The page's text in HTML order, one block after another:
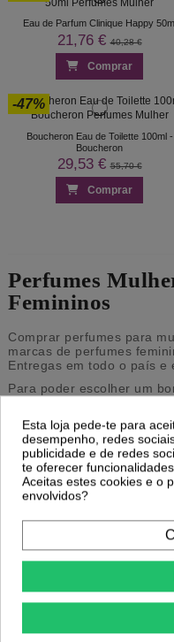
Eau de Parfum Clinique Happy 50ml
21,76 €40,28 €
Comprar
-47%
Boucheron Eau de Toilette 100ml -
Boucheron
29,53 €55,70 €
Comprar
Perfumes
Femininos
Comprar perfumes para
marcas de perfumes
Entregas em todo o país e
Para poder escolher um
de colónia. estas
acordo com as diferentes
no frasco e isso irá
pele;
- Água de colónia é
último banho do dia,
- Eau de toillet é o meio
pouco e o que dura
comprados, porque são
a fragrância é razoável;
- Eau de parfum é o mais
porque tem maior
Esta loja pede-te para
desempenho, redes
publicidade e de redes
te oferecer
Aceitas estes cookies e o
envolvidos?